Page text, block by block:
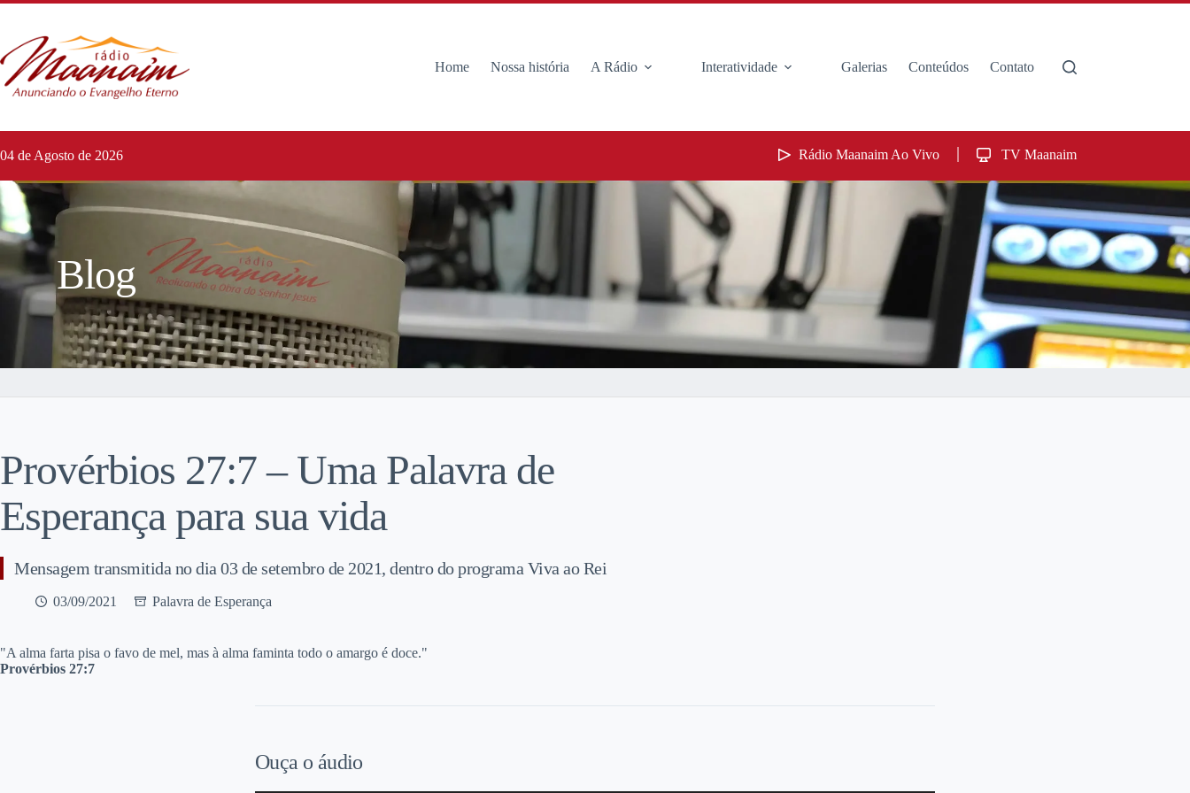
Home Nossa história A Rádio Interatividade Galerias Conteúdos Contato
04 de Agosto de 2026 Rádio Maanaim Ao Vivo TV Maanaim
Blog
Provérbios 27:7 – Uma Palavra de
Esperança para sua vida
Mensagem transmitida no dia 03 de setembro de 2021, dentro do programa Viva ao Rei
03/09/2021 Palavra de Esperança
"A alma farta pisa o favo de mel, mas à alma faminta todo o amargo é doce."
Provérbios 27:7
Ouça o áudio